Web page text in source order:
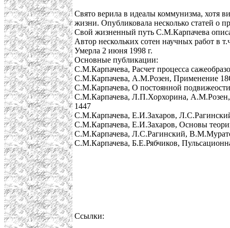
Свято верила в идеалы коммунизма, хотя
жизни. Опубликовала несколько статей о
Свой жизненный путь С.М.Карпачева
Автор нескольких сотен научных работ в
Умерла 2 июня 1998 г.
Основные публикации:
С.М.Карпачева, Расчет процесса
С.М.Карпачева, А.М.Розен, Применение
С.М.Карпачева, О постоянной
С.М.Карпачева, Л.П.Хорхорина, А.М.Розен,
1447
С.М.Карпачева, Е.И.Захаров,
С.М.Карпачева, Е.И.Захаров, Основы
С.М.Карпачева, Л.С.Рагинский,
С.М.Карпачева, Б.Е.Рябчиков,
Ссылки: